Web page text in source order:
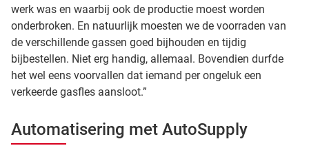
werk was en waarbij ook de productie moest worden
onderbroken. En natuurlijk moesten we de voorraden van
de verschillende gassen goed bijhouden en tijdig
bijbestellen. Niet erg handig, allemaal. Bovendien durfde
het wel eens voorvallen dat iemand per ongeluk een
verkeerde gasfles aansloot.”
Automatisering met AutoSupply